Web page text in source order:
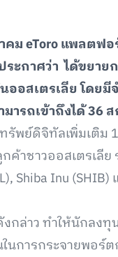
คม eToro แพลตฟ
ะกาศว่า ได้ขยาย
ออสเตรเลีย โดยมี
ารถเข้าถึงได้ 36
รัพย์ดิจิทัลเพิ่มเติม
าชาวออสเตรเลีย
Shiba Inu (SHIB)
กล่าว ทำให้นักลงทุ
นการกระจายพอร์